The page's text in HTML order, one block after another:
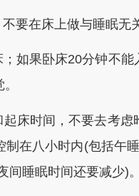
在床上做与睡眠无
果卧床20分钟不能
时间，不要去考虑
在八小时内(包括午
间睡眠时间还要减少)。